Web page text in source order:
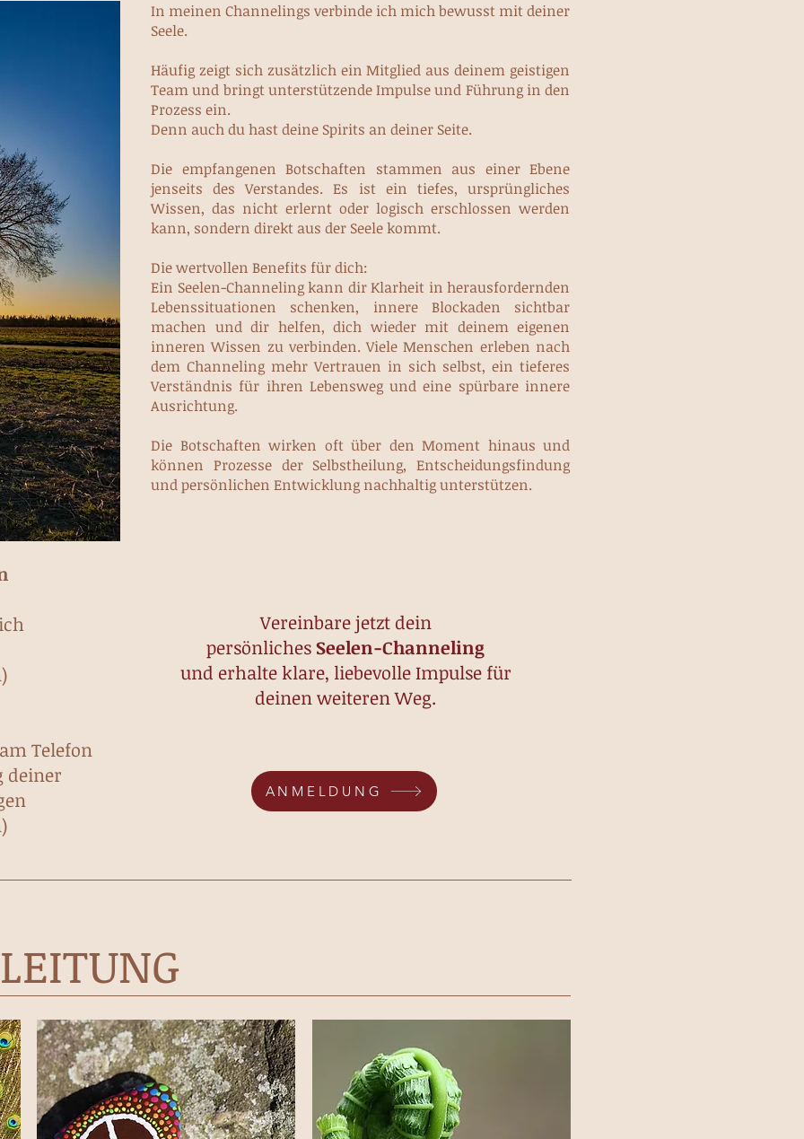
Telefon
deiner
In meinen Channelings verbinde ich mich bewusst mit deiner
Seele.
Häufig zeigt sich zusätzlich ein Mitglied aus deinem geistigen
Team und bringt unterstützende Impulse und Führung in den
Prozess ein.
Denn auch du hast deine Spirits an deiner Seite.
Die empfangenen Botschaften stammen aus einer Ebene
jenseits des Verstandes. Es ist ein tiefes, ursprüngliches
Wissen, das nicht erlernt oder logisch erschlossen werden
kann, sondern direkt aus der Seele kommt.
Die wertvollen Benefits für dich:
Ein Seelen-Channeling kann dir Klarheit in herausfordernden
Lebenssituationen schenken, innere Blockaden sichtbar
machen und dir helfen, dich wieder mit deinem eigenen
inneren Wissen zu verbinden. Viele Menschen erleben nach
dem Channeling mehr Vertrauen in sich selbst, ein tieferes
Verständnis für ihren Lebensweg und eine spürbare innere
Ausrichtung.
Die Botschaften wirken oft über den Moment hinaus und
können Prozesse der Selbstheilung, Entscheidungsfindung
und persönlichen Entwicklung nachhaltig unterstützen.
Vereinbare jetzt dein
persönlichesSeelen-Channeling
und erhalte klare, liebevolle Impulse für
deinen weiteren Weg.
ANMELDUNG